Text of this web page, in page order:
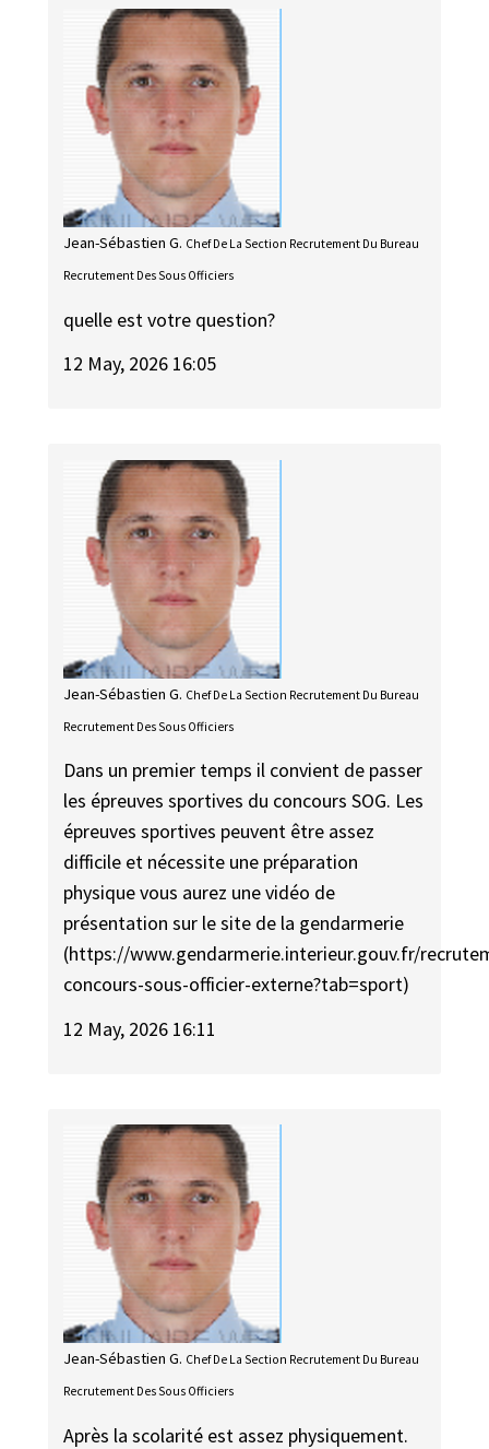
Jean-Sébastien G. Chef De La Section Recrutement Du Bureau
Recrutement Des Sous Officiers
quelle est votre question?
12 May, 2026 16:05
Jean-Sébastien G. Chef De La Section Recrutement Du Bureau
Recrutement Des Sous Officiers
Dans un premier temps il convient de passer
les épreuves sportives du concours SOG. Les
épreuves sportives peuvent être assez
difficile et nécessite une préparation
physique vous aurez une vidéo de
présentation sur le site de la gendarmerie
(https://www.gendarmerie.interieur.gouv.fr/
concours-sous-officier-externe?tab=sport)
12 May, 2026 16:11
Jean-Sébastien G. Chef De La Section Recrutement Du Bureau
Recrutement Des Sous Officiers
Après la scolarité est assez physiquement.